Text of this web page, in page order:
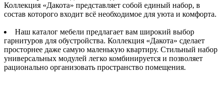
Коллекция «Дакота» представляет собой единый набор, в
состав которого входит всё необходимое для уюта и комфорта.
Наш каталог мебели предлагает вам широкий выбор
гарнитуров для обустройства. Коллекция «Дакота» сделает
просторнее даже самую маленькую квартиру. Стильный набор
универсальных модулей легко комбинируется и позволяет
рационально организовать пространство помещения.